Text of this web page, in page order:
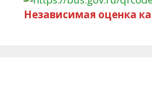
Независимая оценка